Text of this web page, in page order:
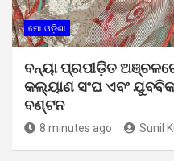
ମୋ ଓଡ଼ିଶା
ବନ୍ୟା ପ୍ରପୀଡ଼ିତ
କଲ୍ୟାଣ ସଂଘ ଏବଂ
ବଣ୍ଟନ
8 minutes ago Sunil